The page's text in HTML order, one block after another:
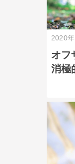
2020
オフ
消極